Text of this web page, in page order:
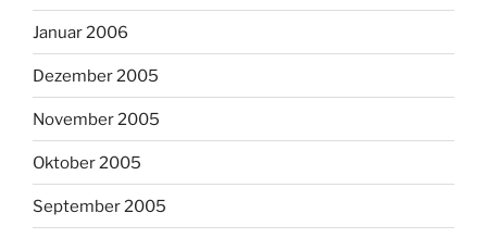
Januar 2006
Dezember 2005
November 2005
Oktober 2005
September 2005